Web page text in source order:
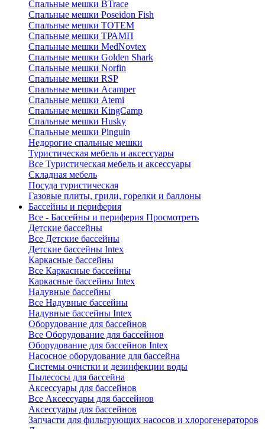
Спальные мешки BTrace
Спальные мешки Poseidon Fish
Спальные мешки ТОТЕМ
Спальные мешки ТРАМП
Cпальные мешки MedNovtex
Спальные мешки Golden Shark
Спальные мешки Norfin
Спальные мешки RSP
Спальные мешки Acamper
Спальные мешки Atemi
Спальные мешки KingCamp
Спальные мешки Husky
Спальные мешки Pinguin
Недорогие спальные мешки
Туристическая мебель и аксессуары
Все Туристическая мебель и аксессуары
Складная мебель
Посуда туристическая
Газовые плиты, грили, горелки и баллоны
Бассейны и периферия
Все - Бассейны и периферия Просмотреть
Детские бассейны
Все Детские бассейны
Детские бассейны Intex
Каркасные бассейны
Все Каркасные бассейны
Каркасные бассейны Intex
Надувные бассейны
Все Надувные бассейны
Надувные бассейны Intex
Оборудование для бассейнов
Все Оборудование для бассейнов
Оборудование для бассейнов Intex
Насосное оборудование для бассейна
Системы очистки и дезинфекции воды
Пылесосы для бассейна
Аксессуары для бассейнов
Все Аксессуары для бассейнов
Аксессуары для бассейнов
Запчасти для фильтрующих насосов и хлорогенераторов